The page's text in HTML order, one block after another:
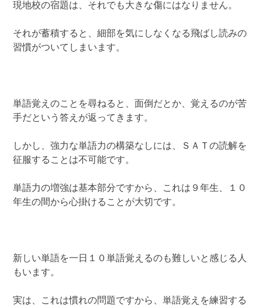
現地校の宿題は、それでも大きな傷にはなりません。
それが蓄積すると、細部を気にしなくなる飛ばし読みの
習慣がついてしまいます。
単語覚えのことを尋ねると、面倒だとか、覚えるのが苦
手だという答えが返ってきます。
しかし、強力な単語力の構築なしには、ＳＡＴの読解を
征服することは不可能です。
単語力の増強は基本部分ですから、これは９年生、１０
年生の間から心掛けることが大切です。
新しい単語を一日１０単語覚えるのも難しいと感じる人
もいます。
実は、これは慣れの問題ですから、単語覚えを練習する